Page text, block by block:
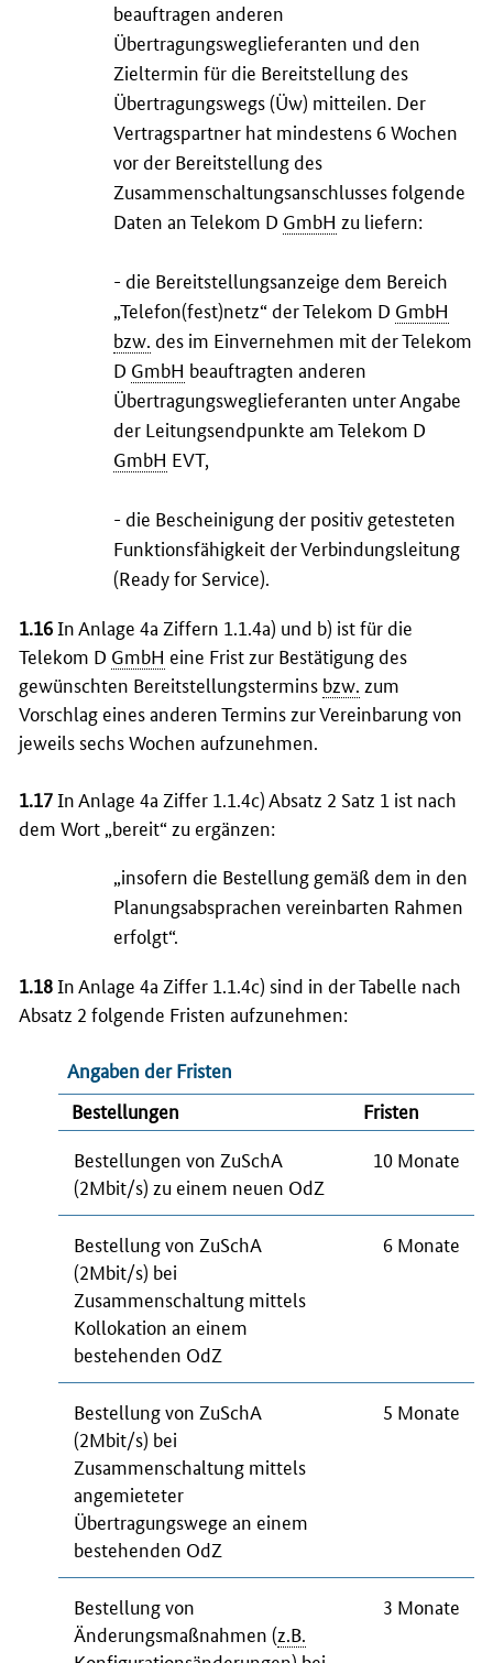
beauftragen anderen
Übertragungsweglieferanten und den
Zieltermin für die Bereitstellung des
Übertragungswegs (Üw) mitteilen. Der
Vertragspartner hat mindestens 6 Wochen
vor der Bereitstellung des
Zusammenschaltungsanschlusses folgende
Daten an Telekom D GmbH zu liefern:
- die Bereitstellungsanzeige dem Bereich
„Telefon(fest)netz“ der Telekom D GmbH
bzw. des im Einvernehmen mit der Telekom
D GmbH beauftragten anderen
Übertragungsweglieferanten unter Angabe
der Leitungsendpunkte am Telekom D
GmbH EVT,
- die Bescheinigung der positiv getesteten
Funktionsfähigkeit der Verbindungsleitung
(Ready for Service).
1.16In Anlage 4a Ziffern 1.1.4a) und b) ist für die
Telekom D GmbH eine Frist zur Bestätigung des
gewünschten Bereitstellungstermins bzw. zum
Vorschlag eines anderen Termins zur Vereinbarung von
jeweils sechs Wochen aufzunehmen.
1.17In Anlage 4a Ziffer 1.1.4c) Absatz 2 Satz 1 ist nach
dem Wort „bereit“ zu ergänzen:
„insofern die Bestellung gemäß dem in den
Planungsabsprachen vereinbarten Rahmen
erfolgt“.
1.18In Anlage 4a Ziffer 1.1.4c) sind in der Tabelle nach
Absatz 2 folgende Fristen aufzunehmen:
Angaben der Fristen
Bestellungen
Fristen
Bestellungen von ZuSchA
(2Mbit/s) zu einem neuen OdZ
10 Monate
Bestellung von ZuSchA
(2Mbit/s) bei
Zusammenschaltung mittels
Kollokation an einem
bestehenden OdZ
6 Monate
Bestellung von ZuSchA
(2Mbit/s) bei
Zusammenschaltung mittels
angemieteter
Übertragungswege an einem
bestehenden OdZ
5 Monate
Bestellung von
Änderungsmaßnahmen (z.B.
3 Monate